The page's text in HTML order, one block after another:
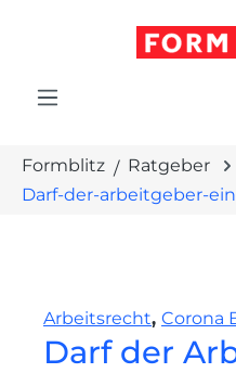
Formblitz Ratgeber
Darf-der-arbeitgeber-
Arbeitsrecht, Corona
Darf der